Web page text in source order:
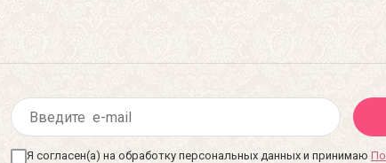
Я согласен(а) на обработку персональных данных и принимаю